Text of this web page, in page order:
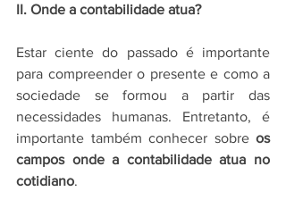
II. Onde a contabilidade atua?
Estar ciente do passado é importante
para compreender o presente e como a
sociedade se formou a partir das
necessidades humanas. Entretanto, é
importante também conhecer sobre os
campos onde a contabilidade atua no
cotidiano.